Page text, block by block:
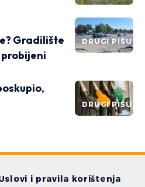
DRUGI PIŠU
Gradilište
DRUGI PIŠU
i pravila korištenja